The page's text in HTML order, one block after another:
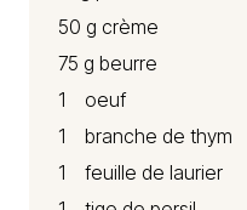
50 g crème
75 g beurre
1 oeuf
1 branche de thym
1 feuille de laurier